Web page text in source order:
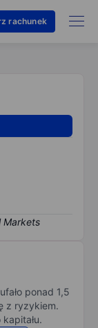
rachunek
ponad 1,5
z ryzykiem.